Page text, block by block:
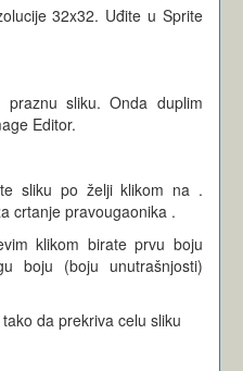
32x32. Uđite u Sprite
sliku. Onda duplim
Editor.
sliku po želji klikom na .
crtanje pravougaonika .
klikom birate prvu boju
boju (boju unutrašnjosti)
da prekriva celu sliku